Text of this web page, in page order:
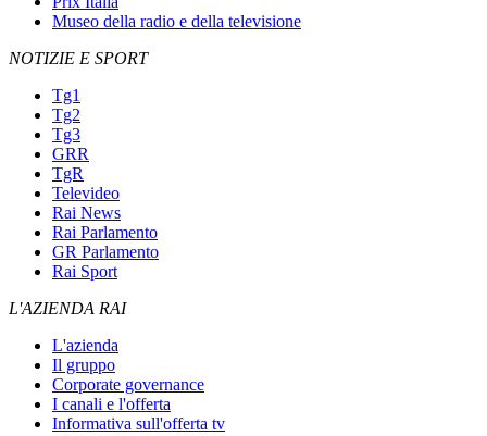
Museo della radio e della televisione
NOTIZIE E SPORT
Tg1
Tg2
Tg3
GRR
TgR
Televideo
Rai News
Rai Parlamento
GR Parlamento
Rai Sport
L'AZIENDA RAI
L'azienda
Il gruppo
Corporate governance
I canali e l'offerta
Informativa sull'offerta tv